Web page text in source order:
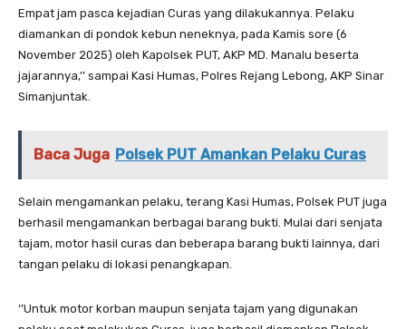
Empat jam pasca kejadian Curas yang dilakukannya. Pelaku
diamankan di pondok kebun neneknya, pada Kamis sore (6
November 2025) oleh Kapolsek PUT, AKP MD. Manalu beserta
jajarannya,’’ sampai Kasi Humas, Polres Rejang Lebong, AKP Sinar
Simanjuntak.
Baca Juga Polsek PUT Amankan Pelaku Curas
Selain mengamankan pelaku, terang Kasi Humas, Polsek PUT juga
berhasil mengamankan berbagai barang bukti. Mulai dari senjata
tajam, motor hasil curas dan beberapa barang bukti lainnya, dari
tangan pelaku di lokasi penangkapan.
‘’Untuk motor korban maupun senjata tajam yang digunakan